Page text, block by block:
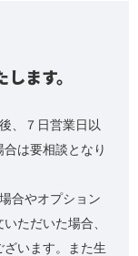
ます。
、７日営業日以
は要相談となり
合やオプション
ただいた場合、
います。また生